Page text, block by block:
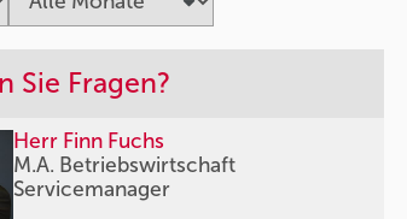
Sie Fragen?
Herr Finn Fuchs
M.A. Betriebswirtschaft
Servicemanager